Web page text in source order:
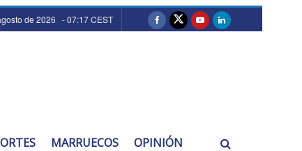
de 2026 - 07:17 CEST
MARRUECOS OPINIÓN